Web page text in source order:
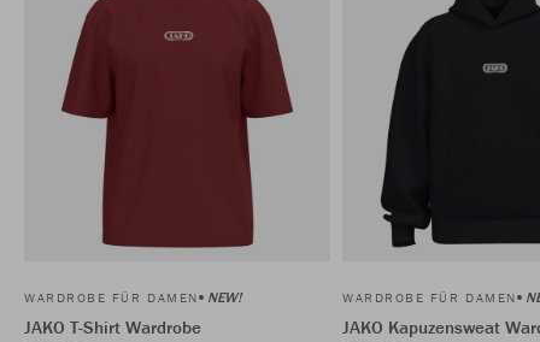
WARDROBE FÜR DAMEN NEW!
JAKO T-Shirt Wardrobe
WARDROBE FÜR DAMEN
JAKO Kapuzensweat